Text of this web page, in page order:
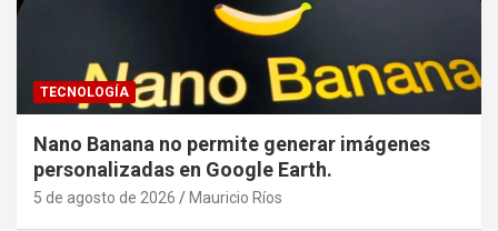
TECNOLOGÍA
Nano Banana no permite generar imágenes
personalizadas en Google Earth.
5 de agosto de 2026 Mauricio Ríos